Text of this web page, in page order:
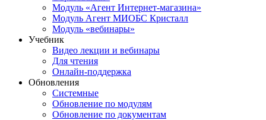
Модуль «Агент Интернет-магазина»
Модуль Агент МИОБС Кристалл
Модуль «вебинары»
Учебник
Видео лекции и вебинары
Для чтения
Онлайн-поддержка
Обновления
Системные
Обновление по модулям
Обновление по документам